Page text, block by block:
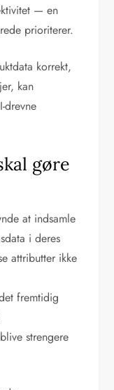
— en
prioriterer.
korrekt,
kan
drevne
gøre
at indsamle
i deres
attributter ikke
fremtidig
strengere